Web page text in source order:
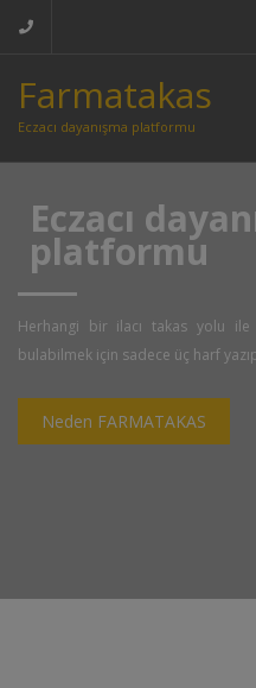
Farmatakas
Eczacı dayanışma platformu
Eczacı
platformu
Herhangi bir ilacı takas yolu
bulabilmek için sadece üç harf
Neden FARMATAKAS